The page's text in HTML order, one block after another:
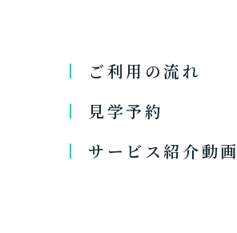
ご利用の流れ
見学予約
サービス紹介動画